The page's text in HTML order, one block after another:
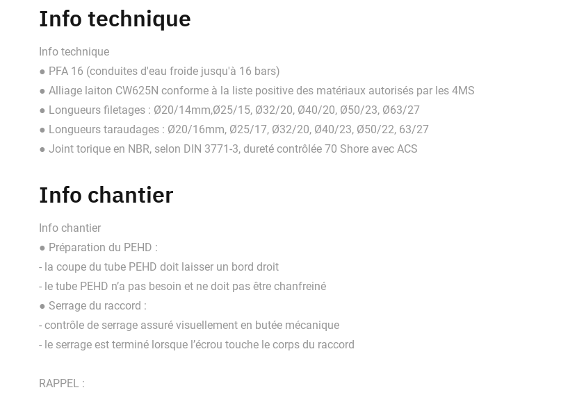
Info technique
Info technique
● PFA 16 (conduites d'eau froide jusqu'à 16 bars)
● Alliage laiton CW625N conforme à la liste positive des matériaux autorisés par les 4MS
● Longueurs filetages : Ø20/14mm,Ø25/15, Ø32/20, Ø40/20, Ø50/23, Ø63/27
● Longueurs taraudages : Ø20/16mm, Ø25/17, Ø32/20, Ø40/23, Ø50/22, 63/27
● Joint torique en NBR, selon DIN 3771-3, dureté contrôlée 70 Shore avec ACS
Info chantier
Info chantier
● Préparation du PEHD :
- la coupe du tube PEHD doit laisser un bord droit
- le tube PEHD n’a pas besoin et ne doit pas être chanfreiné
● Serrage du raccord :
- contrôle de serrage assuré visuellement en butée mécanique
- le serrage est terminé lorsque l’écrou touche le corps du raccord
RAPPEL :